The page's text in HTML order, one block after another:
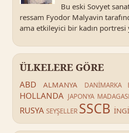
Bu eski Sovyet
ressam Fyodor Malyavin
ama etkileyici bir kadın portresi
ÜLKELERE GÖRE
ABD ALMANYA DANİMARKA
HOLLANDA JAPONYA
RUSYA SEYŞELLER SSCB